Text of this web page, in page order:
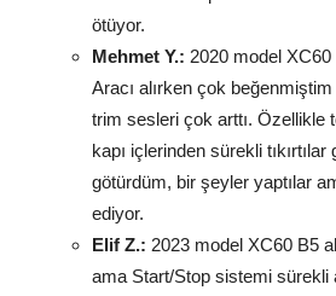
ötüyor.
Mehmet Y.: 2020 model
Aracı alırken çok
trim sesleri çok arttı. Özellikle
kapı içlerinden sürekli
götürdüm, bir şeyler yaptılar
ediyor.
Elif Z.: 2023 model XC60 B5
ama Start/Stop sistemi sürekli